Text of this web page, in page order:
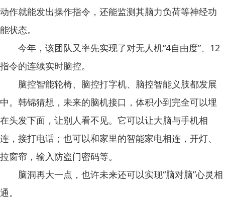
动作就能发出操作指令，还能监测其脑力负荷等神经功
能状态。
今年，该团队又率先实现了对无人机“4自由度”、12
指令的连续实时脑控。
脑控智能轮椅、脑控打字机、脑控智能义肢都发展
中。韩锦猜想，未来的脑机接口，体积小到完全可以埋
在头发下面，让别人看不见。它可以让大脑与手机相
连，接打电话；也可以和家里的智能家电相连，开灯、
拉窗帘，输入防盗门密码等。
脑洞再大一点，也许未来还可以实现“脑对脑”心灵相
通。